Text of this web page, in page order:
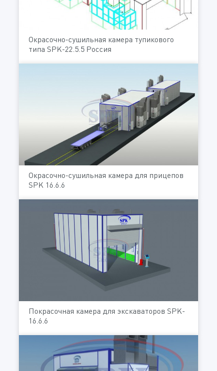
Окрасочно-сушильная камера тупикового
типа SPK-22.5.5 Россия
Окрасочно-сушильная камера для прицепов
SPK 16.6.6
Покрасочная камера для экскаваторов SPK-
16.6.6